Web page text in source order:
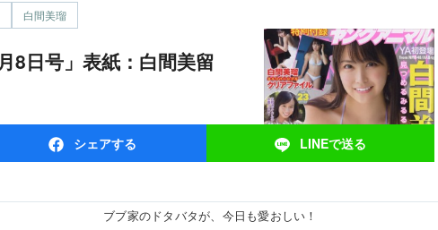
白間美瑠
シェアする LINEで送る
ブブ家のドタバタが、今日も愛おしい！